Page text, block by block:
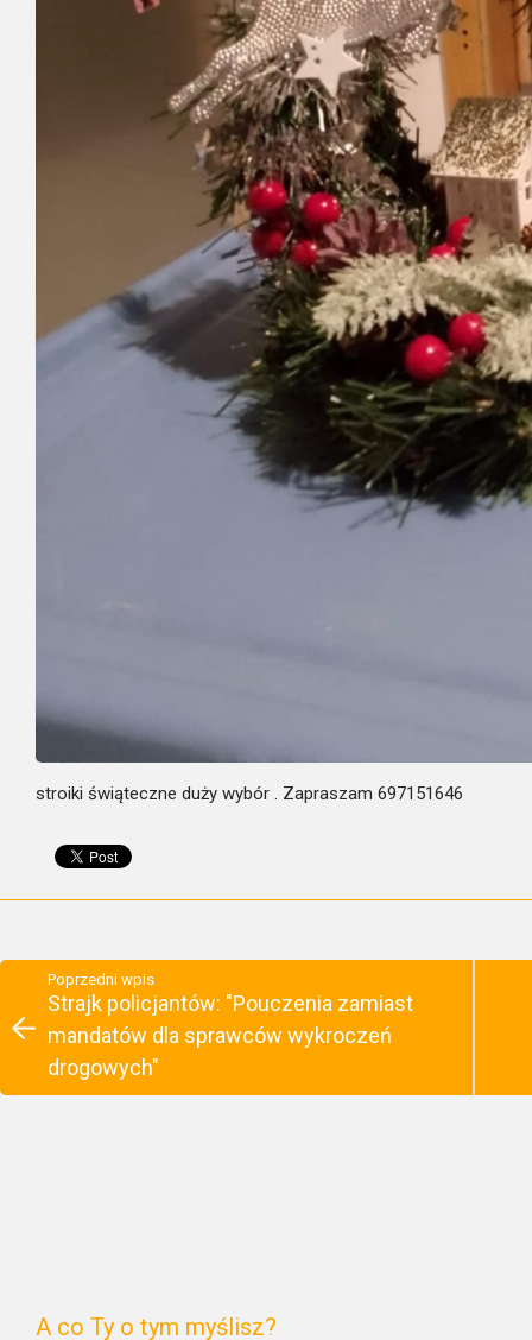
stroiki świąteczne duży wybór . Zapraszam 697151646
Poprzedni wpis
Strajk policjantów: "Pouczenia zamiast
mandatów dla sprawców wykroczeń
drogowych"
A co Ty o tym myślisz?